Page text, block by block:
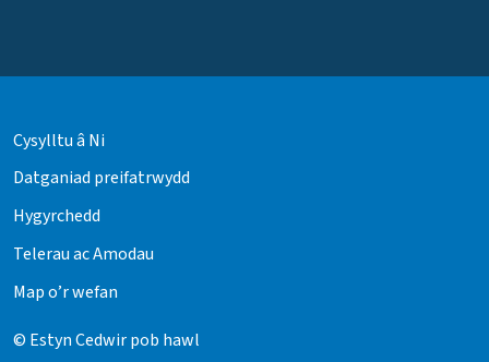
Cysylltu â Ni
Datganiad preifatrwydd
Hygyrchedd
Telerau ac Amodau
Map o’r wefan
© Estyn Cedwir pob hawl